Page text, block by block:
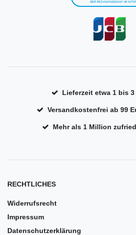
Lieferzeit etwa 1 bis 3
Versandkostenfrei ab 99
Mehr als 1 Million
RECHTLICHES
Widerrufsrecht
Impressum
Datenschutzerklärung